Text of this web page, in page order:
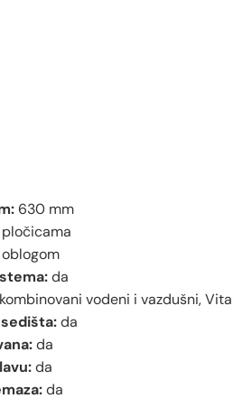
630 mm
da
vodeni i vazdušni,
da
da
da
da